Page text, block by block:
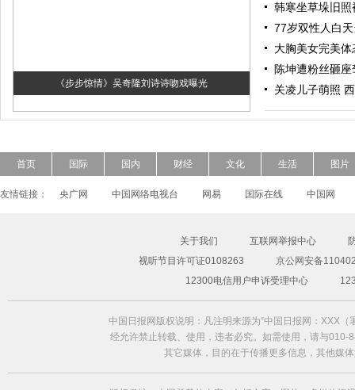
《步步惊情》吴奇隆刘诗诗吻戏曝光
超模Freja Beha演绎2014春夏形象大片
韩寒坐草垛旧
77岁双性人白
大胸美女完美
陈坤遭粉丝砸
关凌儿子萌照
首页 国际 国内 财经 文化 生活 图片
友情链接： 央广网 中国网络电视台 网易 国际在线 中国网
关于我们 互联网举报中心
视听节目许可证0108263
京公网安备
12300电信用户申诉受理中心
中国日报网版权说明：凡注明来源为“中国日报网：XXX
经允许禁止转载、使用，违者必究。如需使用，请与010-
其它媒体，目的在于传播更多信息，其他媒